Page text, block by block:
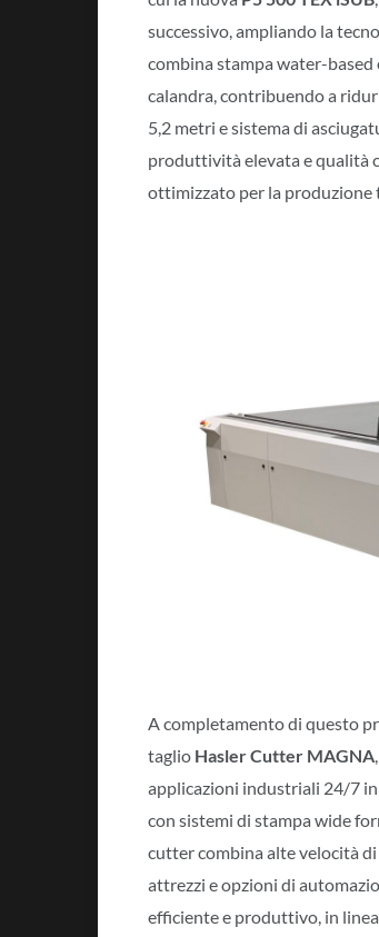
successivo, ampliando la
combina stampa water-based
calandra, contribuendo a
5,2 metri e sistema di
produttività elevata e qualità
ottimizzato per la produzione
A completamento di questo
taglio Hasler Cutter MAGNA
applicazioni industriali 24/7
con sistemi di stampa wide
cutter combina alte velocità
attrezzi e opzioni di
efficiente e produttivo, in